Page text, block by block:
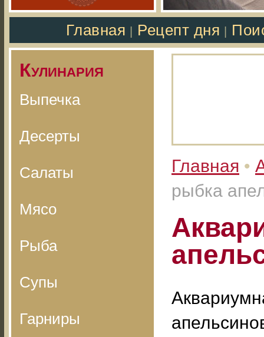
Главная Рецепт дня
Кулинария
Выпечка
Десерты
Салаты
Мясо
Рыба
Супы
Гарниры
Главная •
рыбка